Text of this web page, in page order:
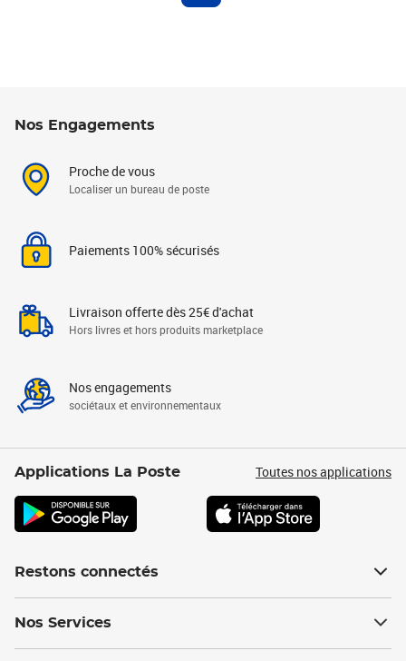
Nos Engagements
Proche de vous
Localiser un bureau de poste
Paiements 100% sécurisés
Livraison offerte dès 25€ d'achat
Hors livres et hors produits marketplace
Nos engagements
sociétaux et environnementaux
Applications La Poste Toutes nos applications
Restons connectés
Nos Services